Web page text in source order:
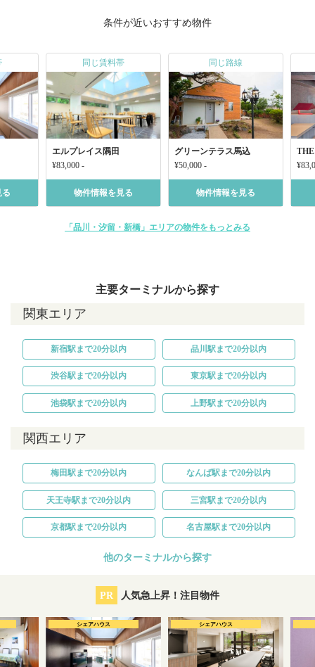
条件が近いおすすめ物件
る
同じ賃料帯
エルプレイス隅田
¥83,000 -
物件情報を見る
同じ路線
グリーンテラス馬込
¥50,000 -
物件情報を見る
「品川・汐留・新橋」エリアの物件をもっとみる
主要ターミナルから探す
関東エリア
新宿駅まで20分以内 品川駅まで20分以内
渋谷駅まで20分以内 東京駅まで20分以内
池袋駅まで20分以内 上野駅まで20分以内
関西エリア
梅田駅まで20分以内 なんば駅まで20分以内
天王寺駅まで20分以内 三宮駅まで20分以内
京都駅まで20分以内 名古屋駅まで20分以内
他のターミナルから探す
PR 人気急上昇！注目物件
シェアハウス シェアハウス